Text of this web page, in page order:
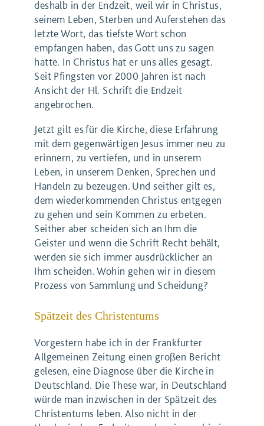
deshalb in der Endzeit, weil wir in Christus,
seinem Leben, Sterben und Auferstehen das
letzte Wort, das tiefste Wort schon
empfangen haben, das Gott uns zu sagen
hatte. In Christus hat er uns alles gesagt.
Seit Pfingsten vor 2000 Jahren ist nach
Ansicht der Hl. Schrift die Endzeit
angebrochen.
Jetzt gilt es für die Kirche, diese Erfahrung
mit dem gegenwärtigen Jesus immer neu zu
erinnern, zu vertiefen, und in unserem
Leben, in unserem Denken, Sprechen und
Handeln zu bezeugen. Und seither gilt es,
dem wiederkommenden Christus entgegen
zu gehen und sein Kommen zu erbeten.
Seither aber scheiden sich an Ihm die
Geister und wenn die Schrift Recht behält,
werden sie sich immer ausdrücklicher an
Ihm scheiden. Wohin gehen wir in diesem
Prozess von Sammlung und Scheidung?
Spätzeit des Christentums
Vorgestern habe ich in der Frankfurter
Allgemeinen Zeitung einen großen Bericht
gelesen, eine Diagnose über die Kirche in
Deutschland. Die These war, in Deutschland
würde man inzwischen in der Spätzeit des
Christentums leben. Also nicht in der